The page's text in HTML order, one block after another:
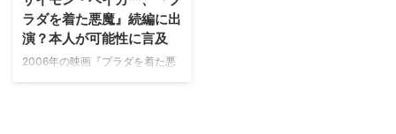
へ！ポスタービジュアルが解禁
敗者を待ち受ける衝撃の“人体爆
裂”シーンで世界を騒然とさせ、
世界的サプライズヒットになった
ラダを着た悪魔』続編に出
演？本人が可能性に言及
2006年の映画『プラダを着た悪